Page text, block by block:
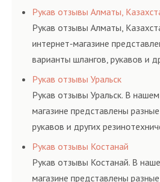
соответствующих ГОСТам,
и нормативам.
Рукав отзывы Алматы,
Рукав отзывы Алматы,
интернет-магазине
варианты шлангов, рукавов и
резинотехнических изделий,
ГОСТам, техническим условиям
Рукав отзывы Уральск
Рукав отзывы Уральск. В
магазине представлены
рукавов и других
соответствующих ГОСТам,
и нормативам.
Рукав отзывы Костанай
Рукав отзывы Костанай. В
магазине представлены